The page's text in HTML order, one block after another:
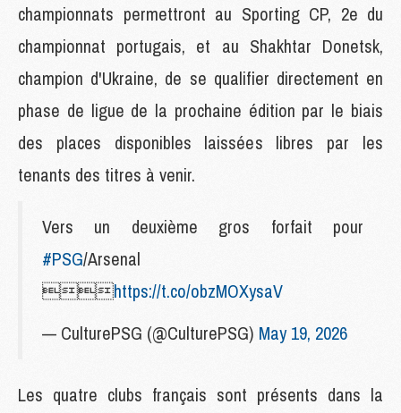
championnats permettront au Sporting CP, 2e du
championnat portugais, et au Shakhtar Donetsk,
champion d'Ukraine, de se qualifier directement en
phase de ligue de la prochaine édition par le biais
des places disponibles laissées libres par les
tenants des titres à venir.
Vers un deuxième gros forfait pour
#PSG/Arsenal
https://t.co/obzMOXysaV
— CulturePSG (@CulturePSG) May 19, 2026
Les quatre clubs français sont présents dans la